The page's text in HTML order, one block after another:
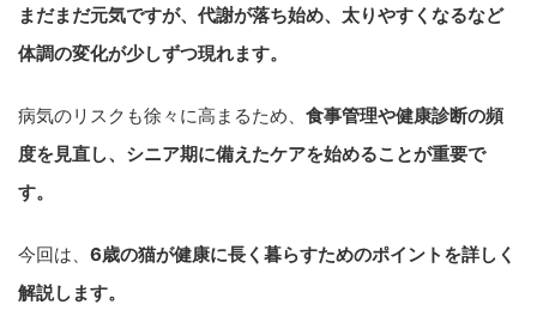
まだまだ元気ですが、代謝が落ち始め、太りやすくなるなど
体調の変化が少しずつ現れます。
病気のリスクも徐々に高まるため、 食事管理や健康診断の頻
度を見直し、シニア期に備えたケアを始めることが重要で
す。
今回は、 6歳の猫が健康に長く暮らすためのポイントを詳しく
解説します。